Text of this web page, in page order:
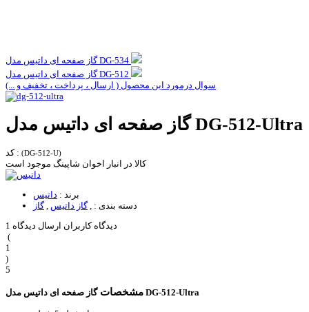
گاز صفحه ای داتیس مدل DG-534
گاز صفحه ای داتیس مدل DG-512
سوال درمورد این محصول ( ارسال ، پرداخت ، تخفیف و ...)
گاز صفحه ای داتیس مدل DG-512-Ultra
کد : (DG-512-U)
کالا در انبار اخوان شاپینگ موجود است
برند : داتیس
دسته بندی : ,گاز داتیس ,گاز
1 دیدگاه کاربران ارسال دیدگاه
(
1
)
5
مشخصات گاز صفحه ای داتیس مدل DG-512-Ultra